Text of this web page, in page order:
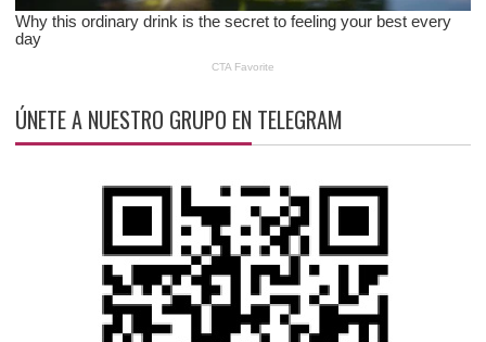
ÚNETE A NUESTRO GRUPO EN TELEGRAM